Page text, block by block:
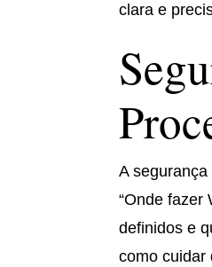
clara e
A
“Onde fazer
definidos e
como cuidar